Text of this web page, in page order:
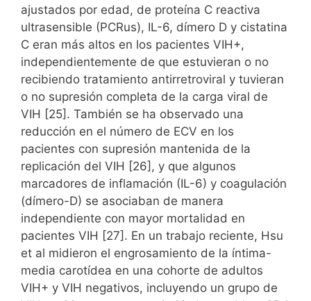
ajustados por edad, de proteína C reactiva
ultrasensible (PCRus), IL-6, dímero D y cistatina
C eran más altos en los pacientes VIH+,
independientemente de que estuvieran o no
recibiendo tratamiento antirretroviral y tuvieran
o no supresión completa de la carga viral de
VIH [25]. También se ha observado una
reducción en el número de ECV en los
pacientes con supresión mantenida de la
replicación del VIH [26], y que algunos
marcadores de inflamación (IL-6) y coagulación
(dímero-D) se asociaban de manera
independiente con mayor mortalidad en
pacientes VIH [27]. En un trabajo reciente, Hsu
et al midieron el engrosamiento de la íntima-
media carotídea en una cohorte de adultos
VIH+ y VIH negativos, incluyendo un grupo de